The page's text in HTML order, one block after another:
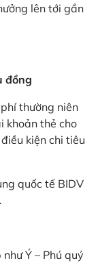
lên tới gần
đồng
thường niên
khoản thẻ cho
kiện chi tiêu
quốc tế BIDV
Ý – Phú quý